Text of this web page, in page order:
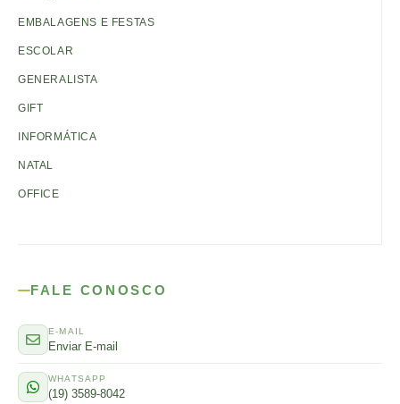
EMBALAGENS E FESTAS
ESCOLAR
GENERALISTA
GIFT
INFORMÁTICA
NATAL
OFFICE
FALE CONOSCO
E-MAIL
Enviar E-mail
WHATSAPP
(19) 3589-8042